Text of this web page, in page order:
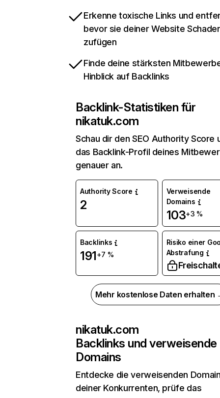
Erkenne toxische Links und
bevor sie deiner Website
zufügen
Finde deine stärksten
Hinblick auf Backlinks
Backlink-Statistiken für
nikatuk.com
Schau dir den SEO Authority Score
das Backlink-Profil deines
genauer an.
Authority Score
2
Verweisende
Domains
103+3 %
Backlinks
191+7 %
Risiko einer
Abstrafung
Mehr kostenlose Daten erhalten
nikatuk.com
Backlinks und verweisende
Domains
Entdecke die verweisenden
deiner Konkurrenten, prüfe das